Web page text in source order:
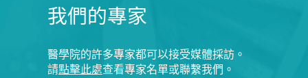
我們的專家
醫學院的許多專家都可以接受媒體採訪。
請點擊此處查看專家名單或聯繫我們。